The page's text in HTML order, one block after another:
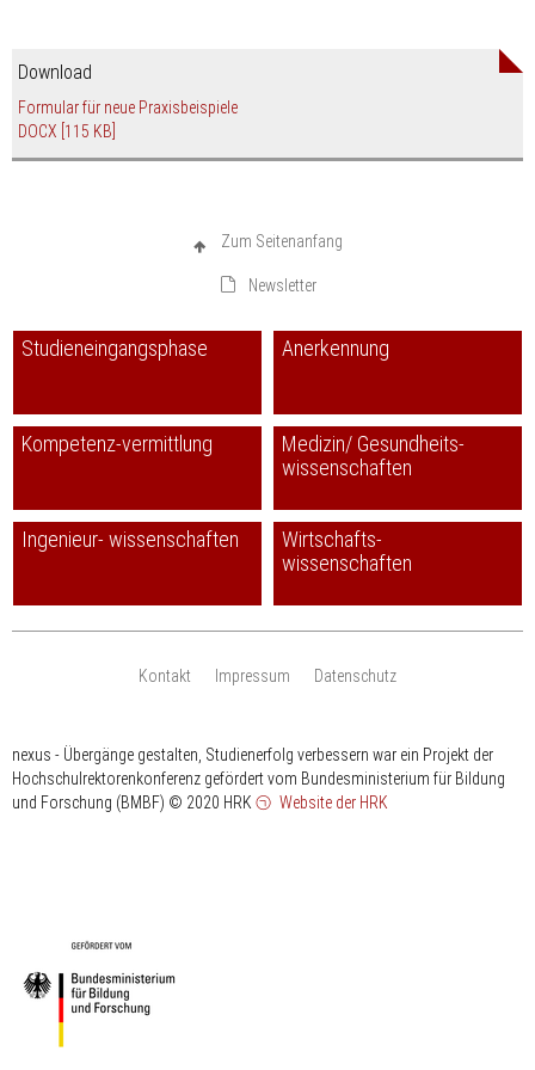
Download
Formular für neue Praxisbeispiele
DOCX [115 KB]
Zum Seitenanfang
Newsletter
Studieneingangsphase Anerkennung
Kompetenz-vermittlung
Medizin/ Gesundheits-
wissenschaften
Ingenieur- wissenschaften
Wirtschafts-
wissenschaften
Kontakt Impressum Datenschutz
nexus - Übergänge gestalten, Studienerfolg verbessern war ein Projekt der
Hochschulrektorenkonferenz gefördert vom Bundesministerium für Bildung
und Forschung (BMBF) © 2020 HRK Website der HRK